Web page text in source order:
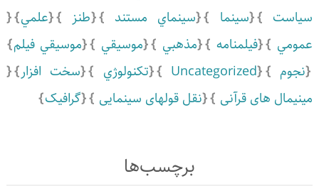
سياست
سينما سينماي مستند طنز
علمي
عمومي
فیلمنامه مذهبي موسيقي
موسيقي فيلم
نجوم
Uncategorized تكنولوژي
سخت افزار
مینیمال های قرآنی
نقل قولهای سینمایی گرافیک
برچسب‌ها